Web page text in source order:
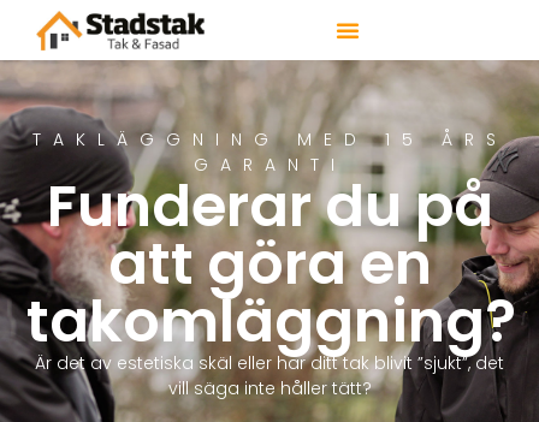
TAKLÄGGNING MED 15 ÅRS
GARANTI
Funderar du på
att göra en
takomläggning?
Är det av estetiska skäl eller har ditt tak blivit ”sjukt”, det
vill säga inte håller tätt?